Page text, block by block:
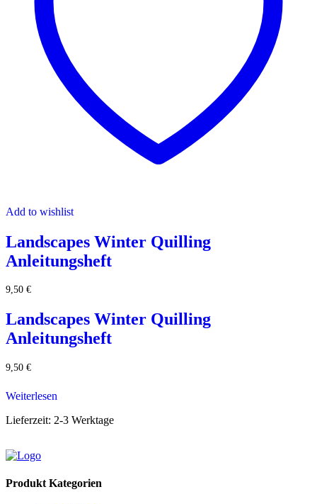
Add to wishlist
Landscapes Winter Quilling
Anleitungsheft
9,50 €
Landscapes Winter Quilling
Anleitungsheft
9,50 €
Weiterlesen
Lieferzeit: 2-3 Werktage
Produkt Kategorien